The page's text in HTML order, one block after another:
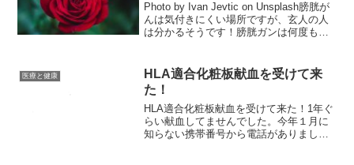
Photo by Ivan Jevtic on Unsplash膀胱が
んは気付きにくい場所ですが、玄人の人
は分かるそうです！膀胱ガンは何度も再
る！と。それで、調べてみたら...
医療と健康
HLA適合化粧板献血を受けて来
た！
HLA適合化粧板献血を受けて来た！1年ぐ
らい献血してませんでした。今年１月に
知らない携帯番号から電話がありまし